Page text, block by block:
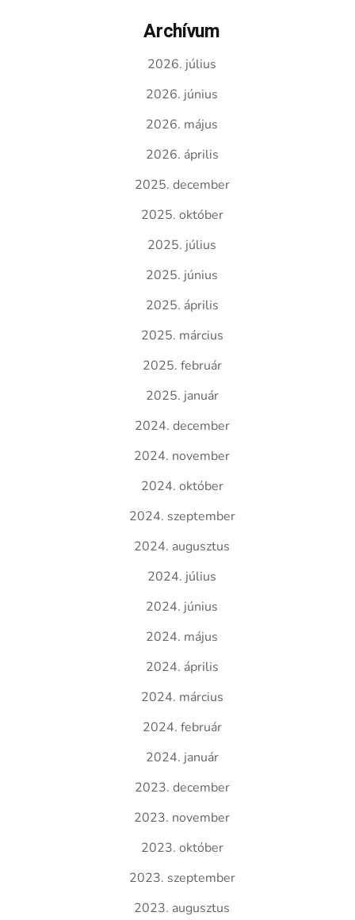
Archívum
2026. július
2026. június
2026. május
2026. április
2025. december
2025. október
2025. július
2025. június
2025. április
2025. március
2025. február
2025. január
2024. december
2024. november
2024. október
2024. szeptember
2024. augusztus
2024. július
2024. június
2024. május
2024. április
2024. március
2024. február
2024. január
2023. december
2023. november
2023. október
2023. szeptember
2023. augusztus